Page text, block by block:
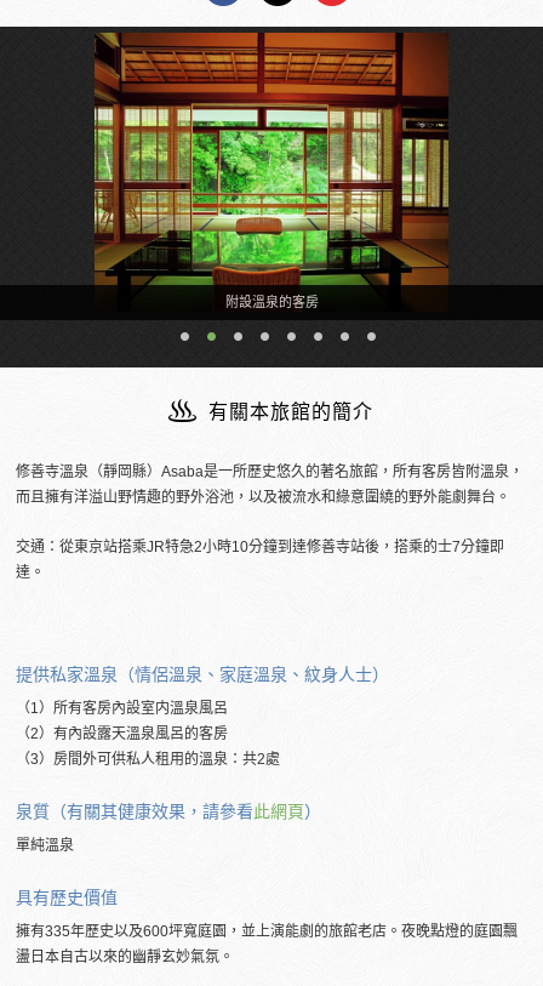
附設溫泉的客房
有關本旅館的簡介
修善寺溫泉（靜岡縣）Asaba是一所歷史悠久的著名旅館，所有客房皆附溫泉，
而且擁有洋溢山野情趣的野外浴池，以及被流水和綠意圍繞的野外能劇舞台。
交通：從東京站搭乘JR特急2小時10分鐘到達修善寺站後，搭乘的士7分鐘即
達。
提供私家溫泉（情侶溫泉、家庭溫泉、紋身人士）
（1）所有客房內設室内溫泉風呂
（2）有內設露天溫泉風呂的客房
（3）房間外可供私人租用的溫泉：共2處
泉質（有關其健康效果，請參看此網頁）
單純溫泉
具有歷史價值
擁有335年歷史以及600坪寬庭園，並上演能劇的旅館老店。夜晚點燈的庭園飄
盪日本自古以來的幽靜玄妙氣氛。